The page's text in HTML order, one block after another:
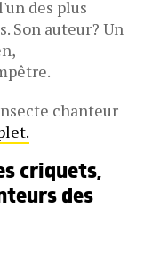
des plus
Son auteur? Un
chanteur
criquets,
des